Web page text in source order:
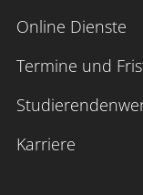
Online Dienste
Termine und
Karriere